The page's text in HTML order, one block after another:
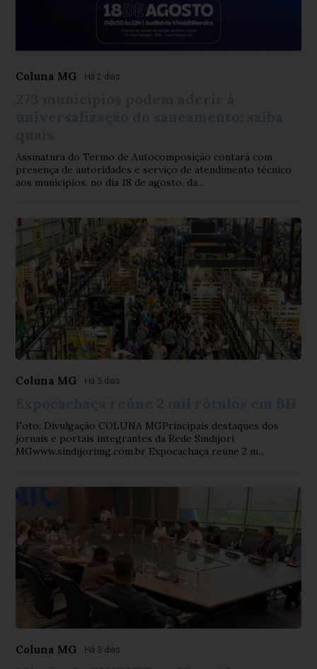
Coluna MG Há 2 dias
Assinatura do Termo de Autocomposição contará com
presença de autoridades e serviço de atendimento técnico
aos municípios, no dia 18 de agosto, da...
Coluna MG Há 3 dias
Foto: Divulgação COLUNA MGPrincipais destaques dos
jornais e portais integrantes da Rede Sindijori
MGwww.sindijorimg.com.br Expocachaça reúne 2 m...
Coluna MG Há 3 dias